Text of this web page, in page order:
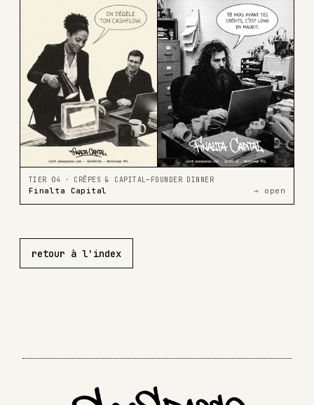
TIER 04 · CRÊPES & CAPITAL—FOUNDER DINNER
Finalta Capital → open
retour à l'index